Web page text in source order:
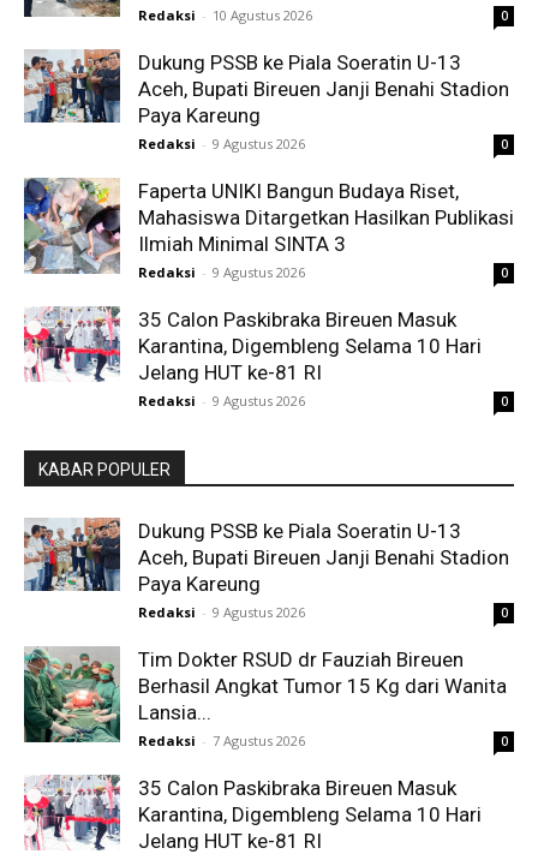
Redaksi - 10 Agustus 2026 0
Dukung PSSB ke Piala Soeratin U-13
Aceh, Bupati Bireuen Janji Benahi Stadion
Paya Kareung
Redaksi - 9 Agustus 2026 0
Faperta UNIKI Bangun Budaya Riset,
Mahasiswa Ditargetkan Hasilkan Publikasi
Ilmiah Minimal SINTA 3
Redaksi - 9 Agustus 2026 0
35 Calon Paskibraka Bireuen Masuk
Karantina, Digembleng Selama 10 Hari
Jelang HUT ke-81 RI
Redaksi - 9 Agustus 2026 0
KABAR POPULER
Dukung PSSB ke Piala Soeratin U-13
Aceh, Bupati Bireuen Janji Benahi Stadion
Paya Kareung
Redaksi - 9 Agustus 2026 0
Tim Dokter RSUD dr Fauziah Bireuen
Berhasil Angkat Tumor 15 Kg dari Wanita
Lansia...
Redaksi - 7 Agustus 2026 0
35 Calon Paskibraka Bireuen Masuk
Karantina, Digembleng Selama 10 Hari
Jelang HUT ke-81 RI